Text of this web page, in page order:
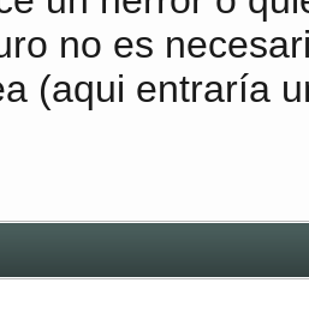
no es
(aqui entraría